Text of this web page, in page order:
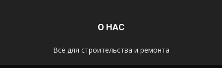
О НАС
Всё для строительства и ремонта